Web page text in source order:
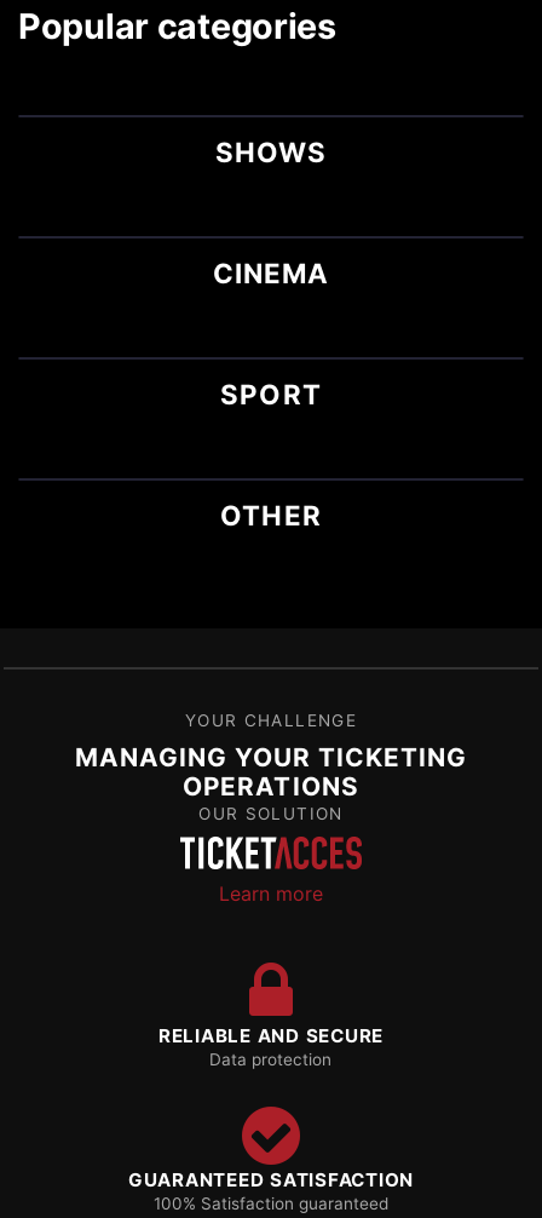
Popular categories
SHOWS
CINEMA
SPORT
OTHER
YOUR CHALLENGE
MANAGING YOUR TICKETING
OPERATIONS
OUR SOLUTION
Learn more
RELIABLE AND SECURE
Data protection
GUARANTEED SATISFACTION
100% Satisfaction guaranteed